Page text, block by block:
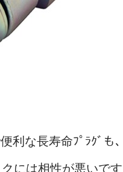
利な長寿命ﾌﾟﾗｸﾞも
には相性が悪いで